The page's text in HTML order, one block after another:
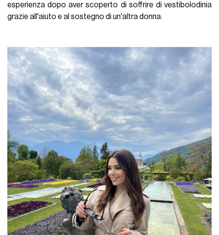
esperienza dopo aver scoperto di soffrire di vestibolodinia
grazie all'aiuto e al sostegno di un'altra donna.